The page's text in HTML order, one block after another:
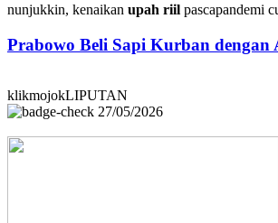
nunjukkin, kenaikan upah riil pascapandemi
Prabowo Beli Sapi Kurban
klikmojokLIPUTAN
27/05/2026